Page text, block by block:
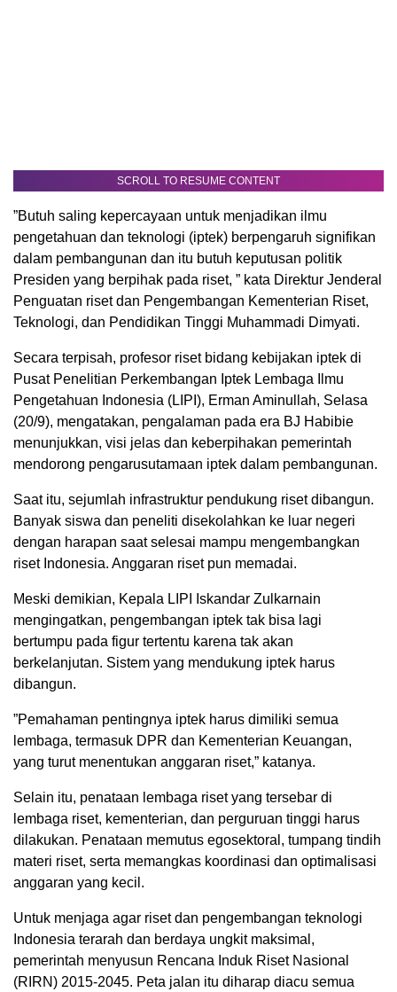
SCROLL TO RESUME CONTENT
”Butuh saling kepercayaan untuk menjadikan ilmu
pengetahuan dan teknologi (iptek) berpengaruh signifikan
dalam pembangunan dan itu butuh keputusan politik
Presiden yang berpihak pada riset, ” kata Direktur Jenderal
Penguatan riset dan Pengembangan Kementerian Riset,
Teknologi, dan Pendidikan Tinggi Muhammadi Dimyati.
Secara terpisah, profesor riset bidang kebijakan iptek di
Pusat Penelitian Perkembangan Iptek Lembaga Ilmu
Pengetahuan Indonesia (LIPI), Erman Aminullah, Selasa
(20/9), mengatakan, pengalaman pada era BJ Habibie
menunjukkan, visi jelas dan keberpihakan pemerintah
mendorong pengarusutamaan iptek dalam pembangunan.
Saat itu, sejumlah infrastruktur pendukung riset dibangun.
Banyak siswa dan peneliti disekolahkan ke luar negeri
dengan harapan saat selesai mampu mengembangkan
riset Indonesia. Anggaran riset pun memadai.
Meski demikian, Kepala LIPI Iskandar Zulkarnain
mengingatkan, pengembangan iptek tak bisa lagi
bertumpu pada figur tertentu karena tak akan
berkelanjutan. Sistem yang mendukung iptek harus
dibangun.
”Pemahaman pentingnya iptek harus dimiliki semua
lembaga, termasuk DPR dan Kementerian Keuangan,
yang turut menentukan anggaran riset,” katanya.
Selain itu, penataan lembaga riset yang tersebar di
lembaga riset, kementerian, dan perguruan tinggi harus
dilakukan. Penataan memutus egosektoral, tumpang tindih
materi riset, serta memangkas koordinasi dan optimalisasi
anggaran yang kecil.
Untuk menjaga agar riset dan pengembangan teknologi
Indonesia terarah dan berdaya ungkit maksimal,
pemerintah menyusun Rencana Induk Riset Nasional
(RIRN) 2015-2045. Peta jalan itu diharap diacu semua